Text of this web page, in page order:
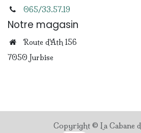
065/33.57.19
Notre magasin
Route d'Ath 156
7050 Jurbise
Copyright © La Cabane